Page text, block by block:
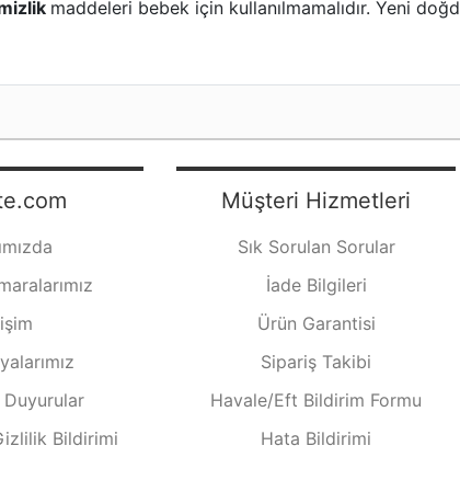
maddeleri bebek için kullanılmamalıdır. Yeni
Bildirimi
Müşteri Hizmetleri
Sık Sorulan Sorular
İade Bilgileri
Ürün Garantisi
Sipariş Takibi
Havale/Eft Bildirim Formu
Hata Bildirimi